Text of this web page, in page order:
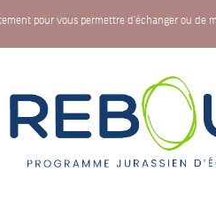
pour vous permettre d'échanger ou de